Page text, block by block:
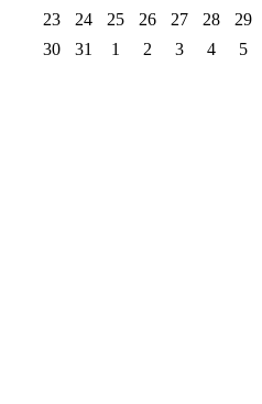
23
24 25 26 27 28
29
30
31 1 2 3 4 5